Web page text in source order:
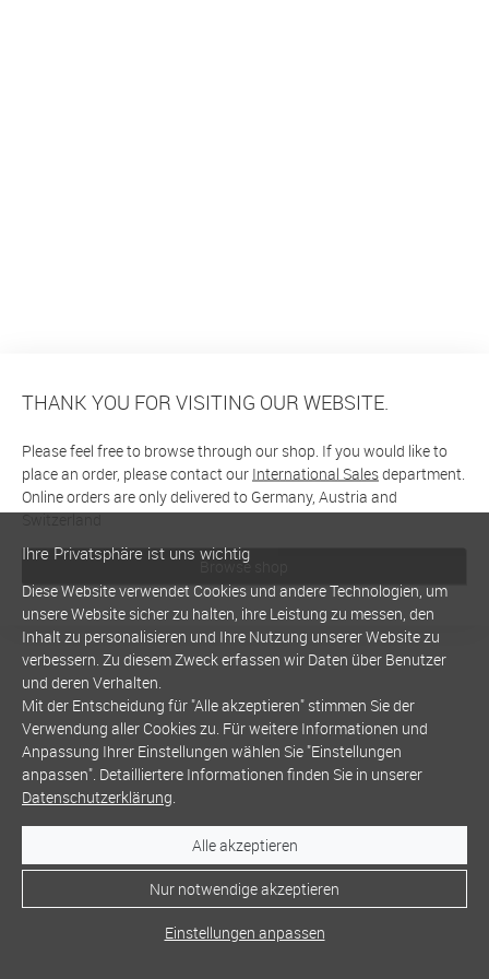
THANK YOU FOR VISITING OUR WEBSITE.
Please feel free to browse through our shop. If you would like to
place an order, please contact our International Salesdepartment.
Online orders are only delivered to Germany, Austria and
Switzerland
Browse shop
Ihre Privatsphäre ist uns wichtig
Diese Website verwendet Cookies und andere Technologien, um
unsere Website sicher zu halten, ihre Leistung zu messen, den
Inhalt zu personalisieren und Ihre Nutzung unserer Website zu
verbessern. Zu diesem Zweck erfassen wir Daten über Benutzer
und deren Verhalten.
Mit der Entscheidung für "Alle akzeptieren" stimmen Sie der
Verwendung aller Cookies zu. Für weitere Informationen und
Anpassung Ihrer Einstellungen wählen Sie "Einstellungen
anpassen". Detailliertere Informationen finden Sie in unserer
Datenschutzerklärung.
Alle akzeptieren
Nur notwendige akzeptieren
Einstellungen anpassen